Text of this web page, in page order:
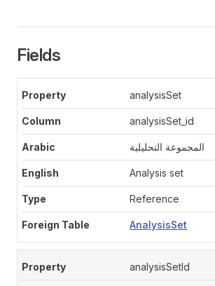
Fields
analysisSet
analysisSet_id
المجموعة التحليلية
Analysis set
Reference
AnalysisSet
analysisSetId